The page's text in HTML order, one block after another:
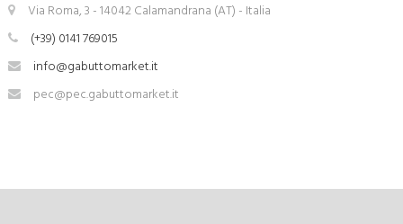
Via Roma, 3 - 14042 Calamandrana (AT) - Italia
(+39) 0141 769015
info@gabuttomarket.it
pec@pec.gabuttomarket.it